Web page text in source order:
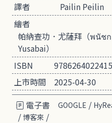
譯者
Pailin Peilin
繪者
帕納查功．尤薩拜（พนัช
Yusabai）
ISBN
9786264022415
上市時間
2025-04-30
電子書
GOOGLE /
/ 博客來 /